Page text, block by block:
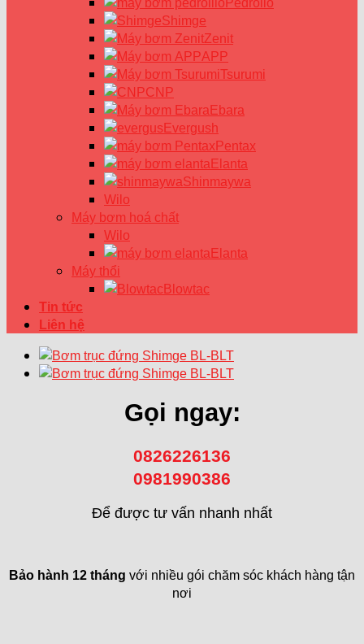
Shimge
Zenit
APP
Tsurumi
CNP
Ebara
Evergush
Pentax
Elanta
Shinmaywa
Wilo
Máy bơm hoá chất
Wilo
Elanta
Máy thổi
Blowtac
Tin tức
Liên hệ
Gọi ngay:
0826226136
0981990386
Để được tư vấn nhanh nhất
Bảo hành 12 tháng với nhiều gói chăm sóc khách hàng tận
nơi